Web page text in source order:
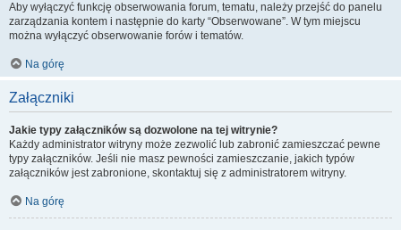
Aby wyłączyć funkcję obserwowania forum, tematu, należy przejść do panelu
zarządzania kontem i następnie do karty “Obserwowane”. W tym miejscu
można wyłączyć obserwowanie forów i tematów.
Na górę
Załączniki
Jakie typy załączników są dozwolone na tej witrynie?
Każdy administrator witryny może zezwolić lub zabronić zamieszczać pewne
typy załączników. Jeśli nie masz pewności zamieszczanie, jakich typów
załączników jest zabronione, skontaktuj się z administratorem witryny.
Na górę